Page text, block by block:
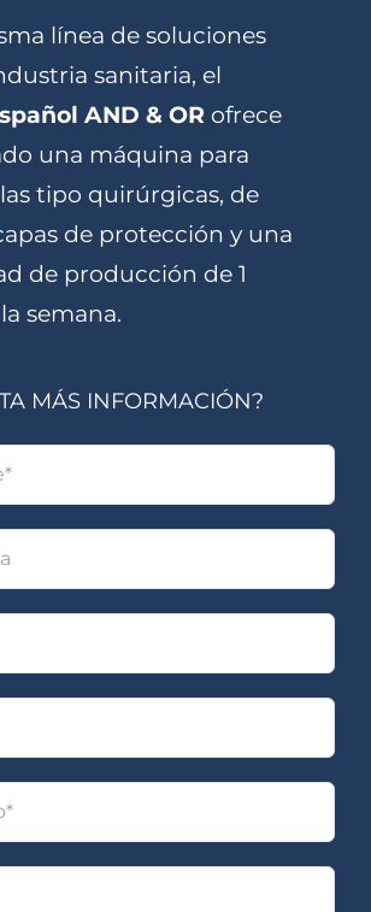
línea de soluciones
sanitaria, el
AND & OR ofrece
una máquina para
tipo quirúrgicas, de
de protección y una
de producción de 1
semana.
MÁS INFORMACIÓN?